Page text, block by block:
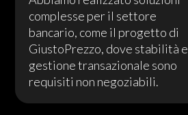
complesse per il settore
bancario, come il progetto di
GiustoPrezzo, dove stabilità e
gestione transazionale sono
requisiti non negoziabili.